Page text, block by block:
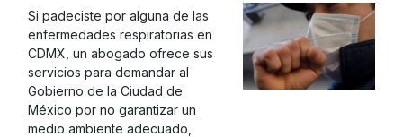
Si padeciste por alguna de las
enfermedades respiratorias en
CDMX, un abogado ofrece sus
servicios para demandar al
Gobierno de la Ciudad de
México por no garantizar un
medio ambiente adecuado,